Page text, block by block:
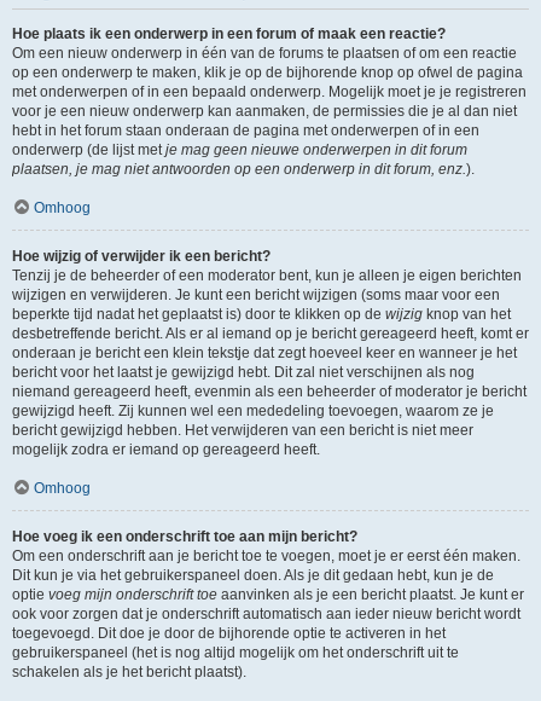
Hoe plaats ik een onderwerp in een forum of maak een reactie?
Om een nieuw onderwerp in één van de forums te plaatsen of om een reactie
op een onderwerp te maken, klik je op de bijhorende knop op ofwel de pagina
met onderwerpen of in een bepaald onderwerp. Mogelijk moet je je registreren
voor je een nieuw onderwerp kan aanmaken, de permissies die je al dan niet
hebt in het forum staan onderaan de pagina met onderwerpen of in een
onderwerp (de lijst metje mag geen nieuwe onderwerpen in dit forum
plaatsen, je mag niet antwoorden op een onderwerp in dit forum, enz.).
Omhoog
Hoe wijzig of verwijder ik een bericht?
Tenzij je de beheerder of een moderator bent, kun je alleen je eigen berichten
wijzigen en verwijderen. Je kunt een bericht wijzigen (soms maar voor een
beperkte tijd nadat het geplaatst is) door te klikken op de wijzig knop van het
desbetreffende bericht. Als er al iemand op je bericht gereageerd heeft, komt er
onderaan je bericht een klein tekstje dat zegt hoeveel keer en wanneer je het
bericht voor het laatst je gewijzigd hebt. Dit zal niet verschijnen als nog
niemand gereageerd heeft, evenmin als een beheerder of moderator je bericht
gewijzigd heeft. Zij kunnen wel een mededeling toevoegen, waarom ze je
bericht gewijzigd hebben. Het verwijderen van een bericht is niet meer
mogelijk zodra er iemand op gereageerd heeft.
Omhoog
Hoe voeg ik een onderschrift toe aan mijn bericht?
Om een onderschrift aan je bericht toe te voegen, moet je er eerst één maken.
Dit kun je via het gebruikerspaneel doen. Als je dit gedaan hebt, kun je de
optie voeg mijn onderschrift toe aanvinken als je een bericht plaatst. Je kunt er
ook voor zorgen dat je onderschrift automatisch aan ieder nieuw bericht wordt
toegevoegd. Dit doe je door de bijhorende optie te activeren in het
gebruikerspaneel (het is nog altijd mogelijk om het onderschrift uit te
schakelen als je het bericht plaatst).